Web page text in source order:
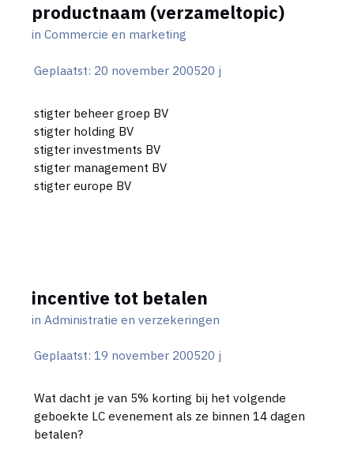
productnaam (verzameltopic)
in Commercie en marketing
Geplaatst: 20 november 200520 j
stigter beheer groep BV
stigter holding BV
stigter investments BV
stigter management BV
stigter europe BV
incentive tot betalen
in Administratie en verzekeringen
Geplaatst: 19 november 200520 j
Wat dacht je van 5% korting bij het volgende
geboekte LC evenement als ze binnen 14 dagen
betalen?